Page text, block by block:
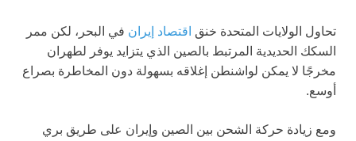
تحاول الولايات المتحدة خنق اقتصاد إيران في البحر، لكن ممر
السكك الحديدية المرتبط بالصين الذي يتزايد يوفر لطهران
مخرجًا لا يمكن لواشنطن إغلاقه بسهولة دون المخاطرة بصراع
أوسع.
ومع زيادة حركة الشحن بين الصين وإيران على طريق بري